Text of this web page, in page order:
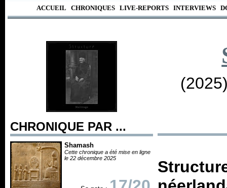
ACCUEIL CHRONIQUES LIVE-REPORTS INTERVIEWS
CHRONIQUE PAR ...
Shamash
Cette chronique a été mise en ligne
le 22 décembre 2025